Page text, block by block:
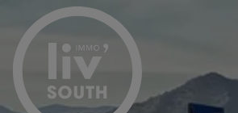
Menu overslaan en naar de inhoud gaan